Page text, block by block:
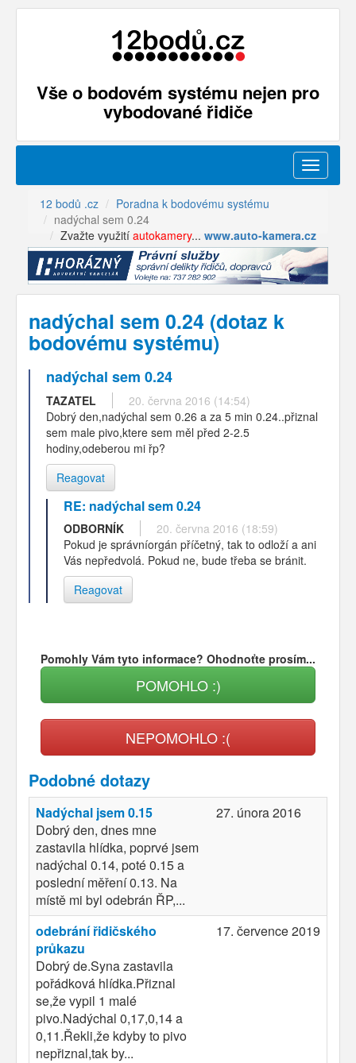
Vše o bodovém systému nejen pro
vybodované řidiče
Menu
12 bodů .cz
Poradna k bodovému systému
nadýchal sem 0.24
Zvažte využití autokamery... www.auto-kamera.cz
nadýchal sem 0.24 (dotaz k
bodovému systému)
nadýchal sem 0.24
TAZATEL
20. června 2016 (14:54)
Dobrý den,nadýchal sem 0.26 a za 5 min 0.24..přiznal
sem male pivo,ktere sem měl před 2-2.5
hodiny,odeberou mi řp?
Reagovat
RE: nadýchal sem 0.24
ODBORNÍK
20. června 2016 (18:59)
Pokud je správníorgán příčetný, tak to odloží a ani
Vás nepředvolá. Pokud ne, bude třeba se bránit.
Reagovat
Pomohly Vám tyto informace? Ohodnoťte prosím...
POMOHLO :)
NEPOMOHLO :(
Podobné dotazy
Nadýchal jsem 0.15
Dobrý den, dnes mne
zastavila hlídka, poprvé jsem
nadýchal 0.14, poté 0.15 a
poslední měření 0.13. Na
místě mi byl odebrán ŘP,...
27. února 2016
odebrání řidičského
průkazu
Dobrý de.Syna zastavila
pořádková hlídka.Přiznal
se,že vypil 1 malé
pivo.Nadýchal 0,17,0,14 a
0,11.Řekli,že kdyby to pivo
nepřiznal,tak by...
17. července 2019